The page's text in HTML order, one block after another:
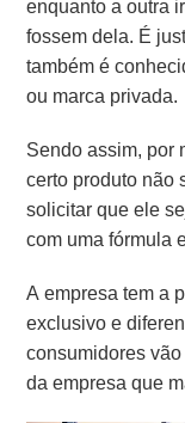
enquanto a outra
fossem dela. É
também é
ou marca privada.
Sendo assim, por
certo produto não
solicitar que ele
com uma fórmula
A empresa tem a
exclusivo e
consumidores
da empresaque